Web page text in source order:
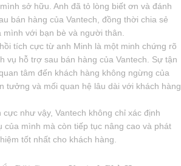
sở hữu. Anh đã tỏ lòng biết ơn và đánh
bán hàng của Vantech, đồng thời chia sẻ
với bạn bè và người thân.
tích cực từ anh Minh là một minh chứng rõ
vụ hỗ trợ sau bán hàng của Vantech. Sự tận
tâm đến khách hàng không ngừng của
tưởng và mối quan hệ lâu dài với khách hàng
như vậy, Vantech không chỉ xác định
mình mà còn tiếp tục nâng cao và phát
tốt nhất cho khách hàng.